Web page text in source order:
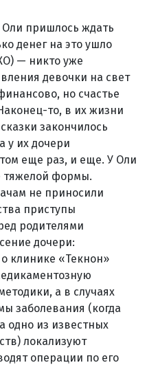
Оли пришлось ждать
денег на это ушло
— никто уже
девочки на свет
но счастье
то, в их жизни
закончилось
у их дочери
еще раз, и еще. У Оли
тяжелой формы.
не приносили
приступы
родителями
дочери:
клинике «Текнон»
а в случаях
заболевания (когда
одно из известных
локализуют
операции по его